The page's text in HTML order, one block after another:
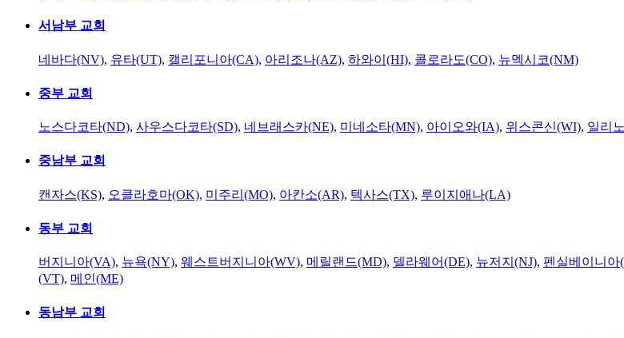
서남부 교회
네바다(NV), 유타(UT), 캘리포니아(CA), 아리조나(AZ), 하와이(HI), 콜로라도(CO), 뉴멕시코(NM)
중부 교회
노스다코타(ND), 사우스다코타(SD), 네브래스카(NE), 미네소타(MN), 아이오와(IA), 위스콘신(WI), 일리
중남부 교회
캔자스(KS), 오클라호마(OK), 미주리(MO), 아칸소(AR), 텍사스(TX), 루이지애나(LA)
동부 교회
버지니아(VA), 뉴욕(NY), 웨스트버지니아(WV), 메릴랜드(MD), 델라웨어(DE), 뉴저지(NJ), 펜실베이니아
(VT), 메인(ME)
동남부 교회